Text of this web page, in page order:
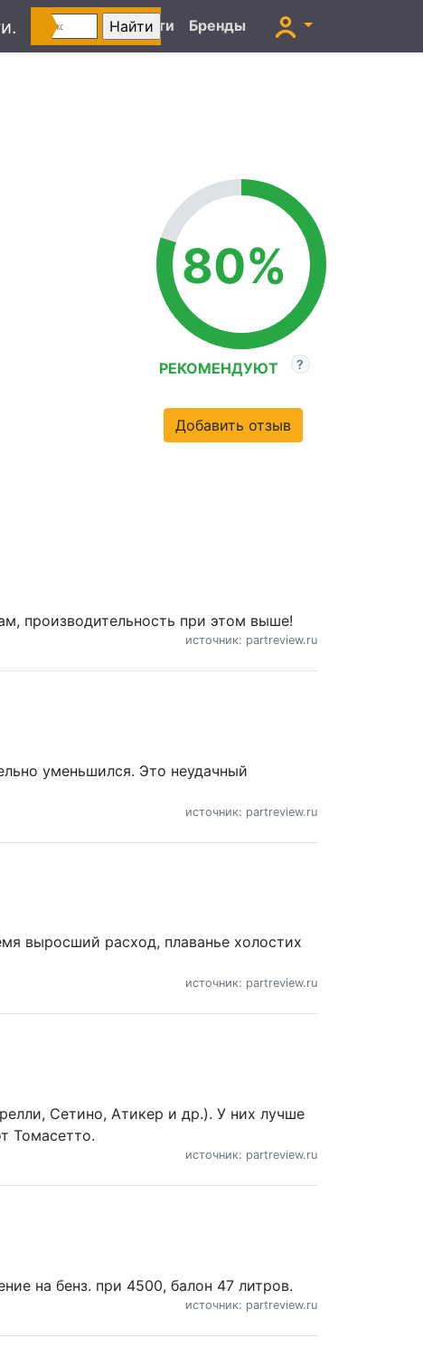
Автоновости Бренды
80%
РЕКОМЕНДУЮТ
Добавить отзыв
производительность при этом выше!
источник: partreview.ru
уменьшился. Это неудачный
источник: partreview.ru
выросший расход, плаванье холостих
источник: partreview.ru
Сетино, Атикер и др.). У них лучше
Томасетто.
источник: partreview.ru
на бенз. при 4500, балон 47 литров.
источник: partreview.ru